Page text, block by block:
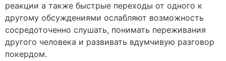
реакции а также быстрые переходы от одного к
другому обсуждениями ослабляют возможность
сосредоточенно слушать, понимать переживания
другого человека и развивать вдумчивую разговор
покердом.